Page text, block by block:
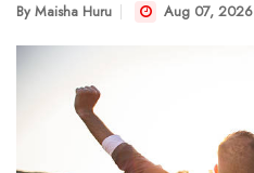
By Maisha Huru Aug 07, 2026